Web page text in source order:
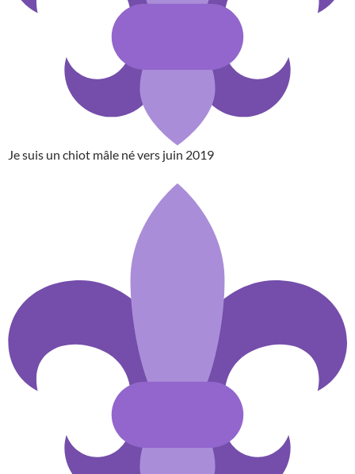
Je suis un chiot mâle né vers juin 2019